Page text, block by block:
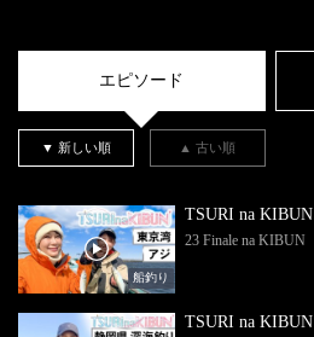
エピソード
▼ 新しい順 ▲ 古い順
船釣り
TSURI na KIBUN
23 Finale na KIBUN
TSURI na KIBUN